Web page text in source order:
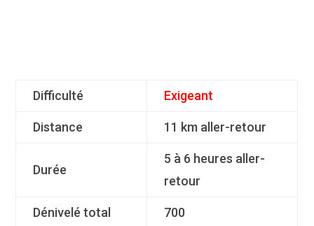
Difficulté Exigeant
Distance 11 km aller-retour
Durée
5 à 6 heures aller-
retour
Dénivelé total 700